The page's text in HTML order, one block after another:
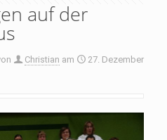
auf der
Christian am
27. Dezember